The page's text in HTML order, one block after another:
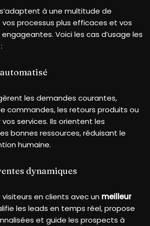
à une multitude de
processus plus efficaces et vos
Voici les cas d’usage les
les demandes courantes,
commandes, les retours produits ou
services. Ils orientent les
bonnes ressources, réduisant le
humaine.
dynamiques
en clients avec un meilleur
les leads en temps réel, propose
et guide les prospects à